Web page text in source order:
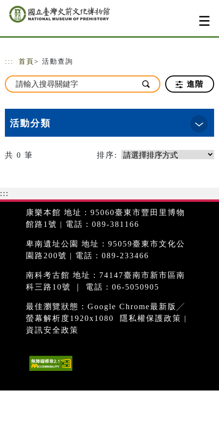
跳到主要內容
網站導覽
::: 首頁 > 活動查詢
進階
活動分類
共 0 筆 排序:
:::
康樂本館 地址：95060臺東市豐田里博物
館路1號 | 電話：089-381166
卑南遺址公園 地址：95059臺東市文化公
園路200號 | 電話：089-233466
南科考古館 地址：74147臺南市新市區南
科三路10號 ｜ 電話：06-5050905
最佳瀏覽狀態：Google Chrome最新版╱
螢幕解析度1920x1080
隱私權保護政策 |
資訊安全政策